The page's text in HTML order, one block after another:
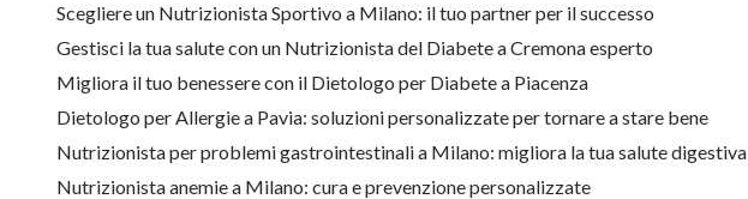
Scegliere un Nutrizionista Sportivo a Milano: il tuo partner per il successo
Gestisci la tua salute con un Nutrizionista del Diabete a Cremona esperto
Migliora il tuo benessere con il Dietologo per Diabete a Piacenza
Dietologo per Allergie a Pavia: soluzioni personalizzate per tornare a stare bene
Nutrizionista per problemi gastrointestinali a Milano: migliora la tua salute digestiva
Nutrizionista anemie a Milano: cura e prevenzione personalizzate